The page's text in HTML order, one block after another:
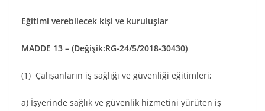
Eğitimi verebilecek kişi ve kuruluşlar
MADDE 13 – (Değişik:RG-24/5/2018-30430)
(1) Çalışanların iş sağlığı ve güvenliği eğitimleri;
a) İşyerinde sağlık ve güvenlik hizmetini yürüten iş